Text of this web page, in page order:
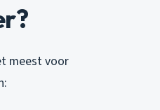
meest voor